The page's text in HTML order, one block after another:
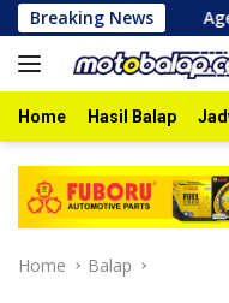
Skip
to
content
Breaking News
Agenda
Home Hasil Balap
Home Balap